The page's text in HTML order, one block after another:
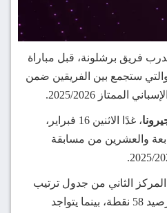
فريق برشلونة، قبل مباراة
ستجمع بين الفريقين ضمن
2025/2026.
، غدًا الاثنين 16 فبراير،
والعشرين من مسابقة
الثاني من جدول ترتيب
برصيد 58 نقطة، بينما يتواجد